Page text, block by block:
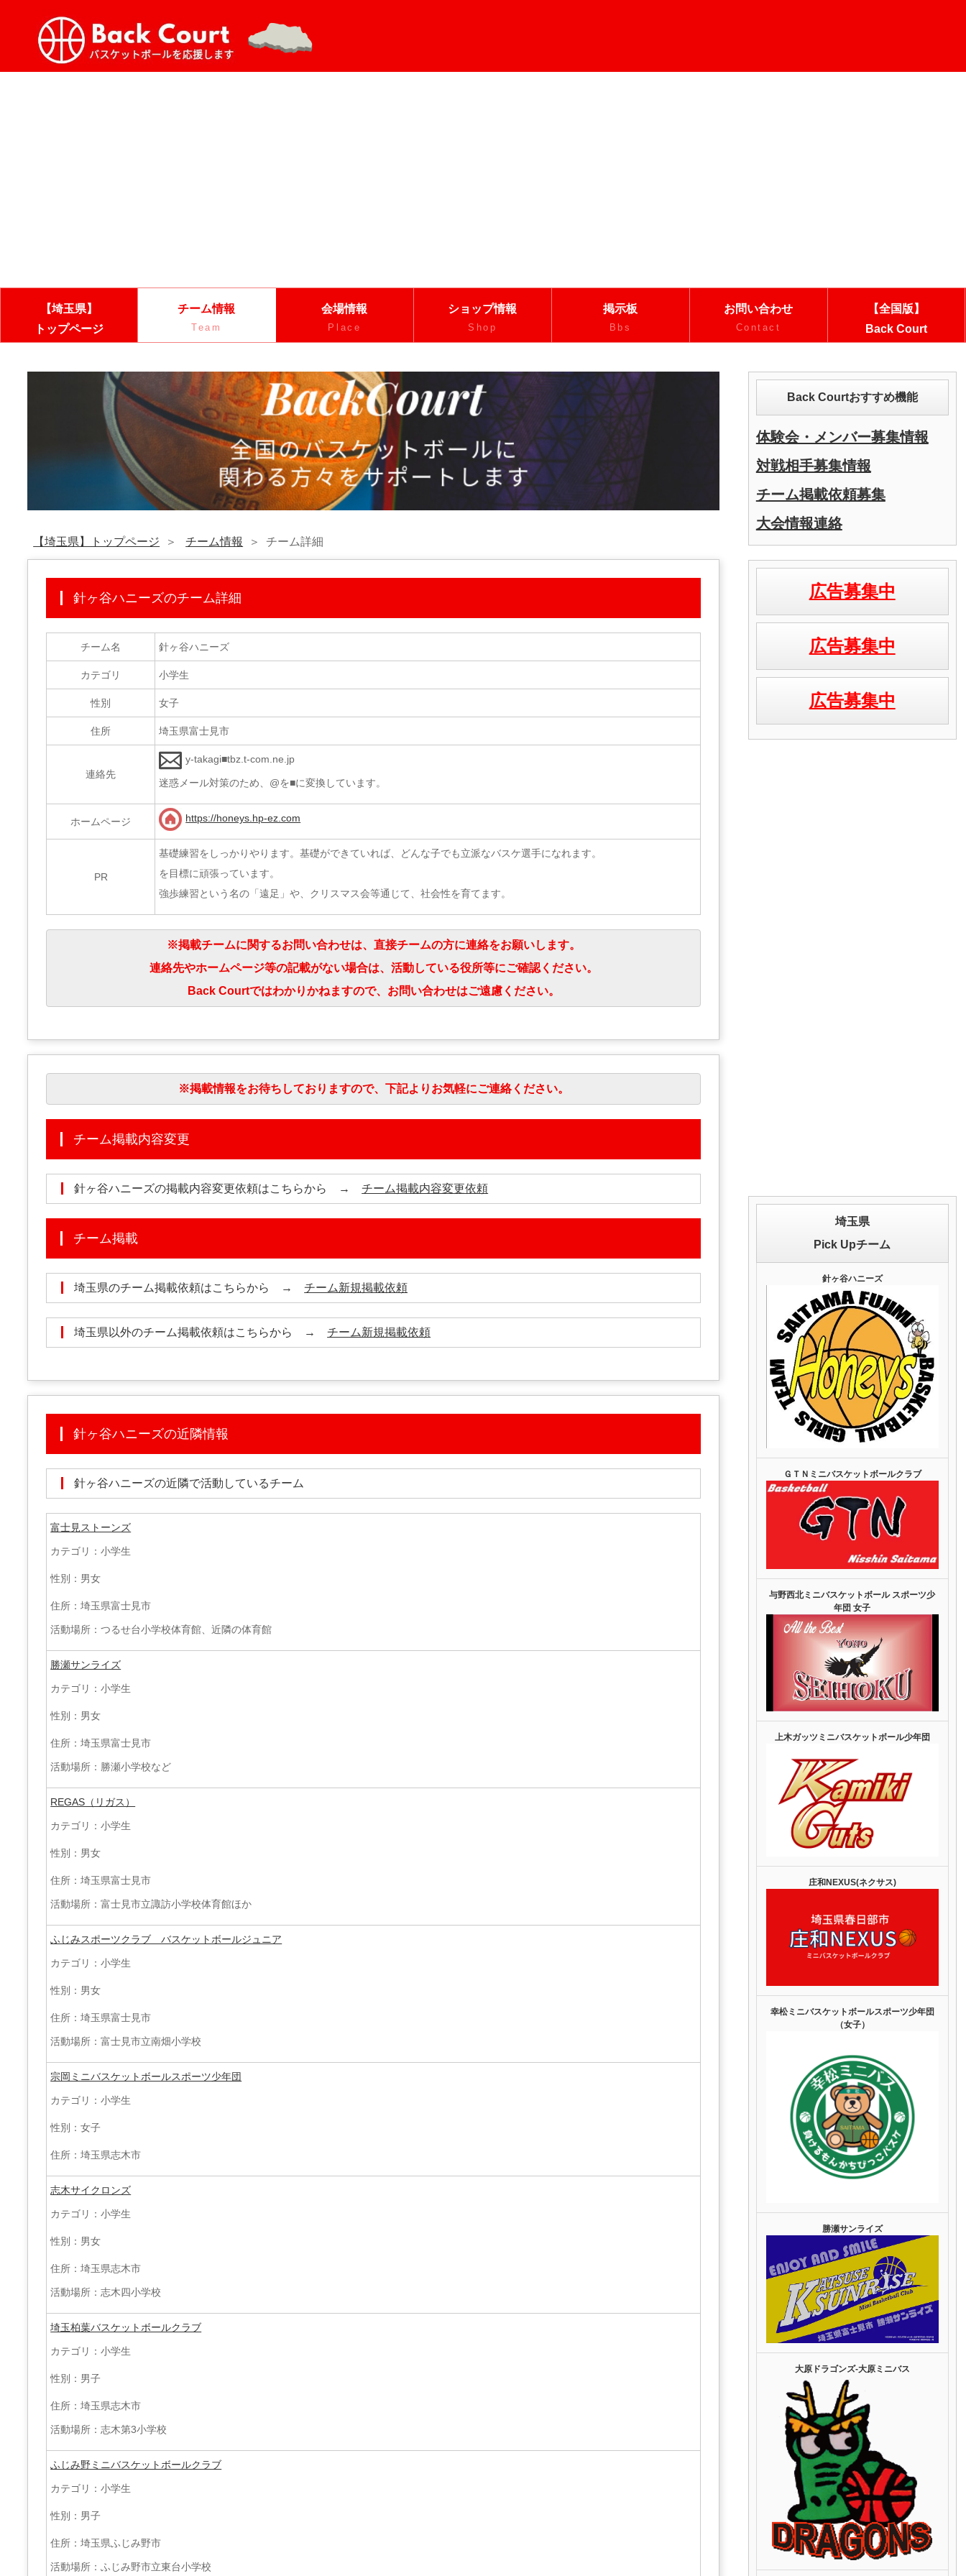
【埼玉県】
トップページ
チーム情報
Team
会場情報
Place
ショップ情報
Shop
掲示板
Bbs
お問い合わせ
Contact
【全国版】
Back Court
【埼玉県】トップページ チーム情報 チーム詳細
針ヶ谷ハニーズのチーム詳細
チーム名 針ヶ谷ハニーズ
カテゴリ 小学生
性別 女子
住所 埼玉県富士見市
連絡先
y-takagi■tbz.t-com.ne.jp
迷惑メール対策のため、@を■に変換しています。
ホームページ https://honeys.hp-ez.com
PR
基礎練習をしっかりやります。基礎ができていれば、どんな子でも立派なバスケ選手になれます。
を目標に頑張っています。
強歩練習という名の「遠足」や、クリスマス会等通じて、社会性を育てます。
※掲載チームに関するお問い合わせは、直接チームの方に連絡をお願いします。
連絡先やホームページ等の記載がない場合は、活動している役所等にご確認ください。
Back Courtではわかりかねますので、お問い合わせはご遠慮ください。
※掲載情報をお待ちしておりますので、下記よりお気軽にご連絡ください。
チーム掲載内容変更
針ヶ谷ハニーズの掲載内容変更依頼はこちらから →チーム掲載内容変更依頼
チーム掲載
埼玉県のチーム掲載依頼はこちらから →チーム新規掲載依頼
埼玉県以外のチーム掲載依頼はこちらから →チーム新規掲載依頼
針ヶ谷ハニーズの近隣情報
針ヶ谷ハニーズの近隣で活動しているチーム
富士見ストーンズ
カテゴリ：小学生
性別：男女
住所：埼玉県富士見市
活動場所：つるせ台小学校体育館、近隣の体育館
勝瀬サンライズ
カテゴリ：小学生
性別：男女
住所：埼玉県富士見市
活動場所：勝瀬小学校など
REGAS（リガス）
カテゴリ：小学生
性別：男女
住所：埼玉県富士見市
活動場所：富士見市立諏訪小学校体育館ほか
ふじみスポーツクラブ バスケットボールジュニア
カテゴリ：小学生
性別：男女
住所：埼玉県富士見市
活動場所：富士見市立南畑小学校
宗岡ミニバスケットボールスポーツ少年団
カテゴリ：小学生
性別：女子
住所：埼玉県志木市
志木サイクロンズ
カテゴリ：小学生
性別：男女
住所：埼玉県志木市
活動場所：志木四小学校
埼玉柏葉バスケットボールクラブ
カテゴリ：小学生
性別：男子
住所：埼玉県志木市
活動場所：志木第3小学校
ふじみ野ミニバスケットボールクラブ
カテゴリ：小学生
性別：男子
住所：埼玉県ふじみ野市
活動場所：ふじみ野市立東台小学校
Back Courtおすすめ機能
体験会・メンバー募集情報
対戦相手募集情報
チーム掲載依頼募集
大会情報連絡
広告募集中
広告募集中
広告募集中
埼玉県
Pick Upチーム
針ヶ谷ハニーズ
ＧＴＮミニバスケットボールクラブ
与野西北ミニバスケットボール スポーツ少
年団 女子
上木ガッツミニバスケットボール少年団
庄和NEXUS(ネクサス)
幸松ミニバスケットボールスポーツ少年団
（女子）
勝瀬サンライズ
大原ドラゴンズ‐大原ミニバス